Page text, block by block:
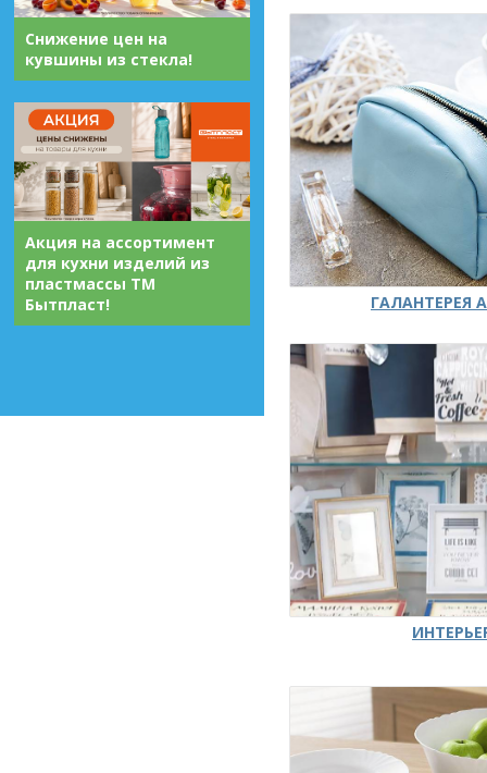
Снижение цен на
кувшины из стекла!
Акция на ассортимент
для кухни изделий из
пластмассы ТМ
Бытпласт!
ГАЛАНТЕРЕЯ